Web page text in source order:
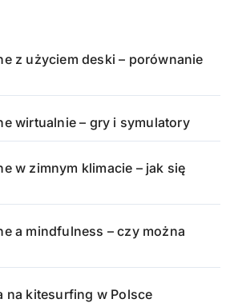
z użyciem deski – porównanie
wirtualnie – gry i symulatory
w zimnym klimacie – jak się
a mindfulness – czy można
na kitesurfing w Polsce